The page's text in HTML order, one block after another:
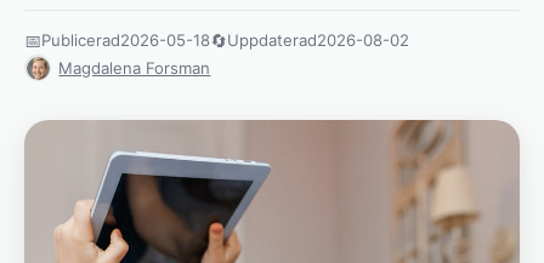
📅Publicerad2026-05-18🔄Uppdaterad2026-08-02
Magdalena Forsman